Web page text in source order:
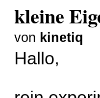
kleine
von kinetiq
Hallo,